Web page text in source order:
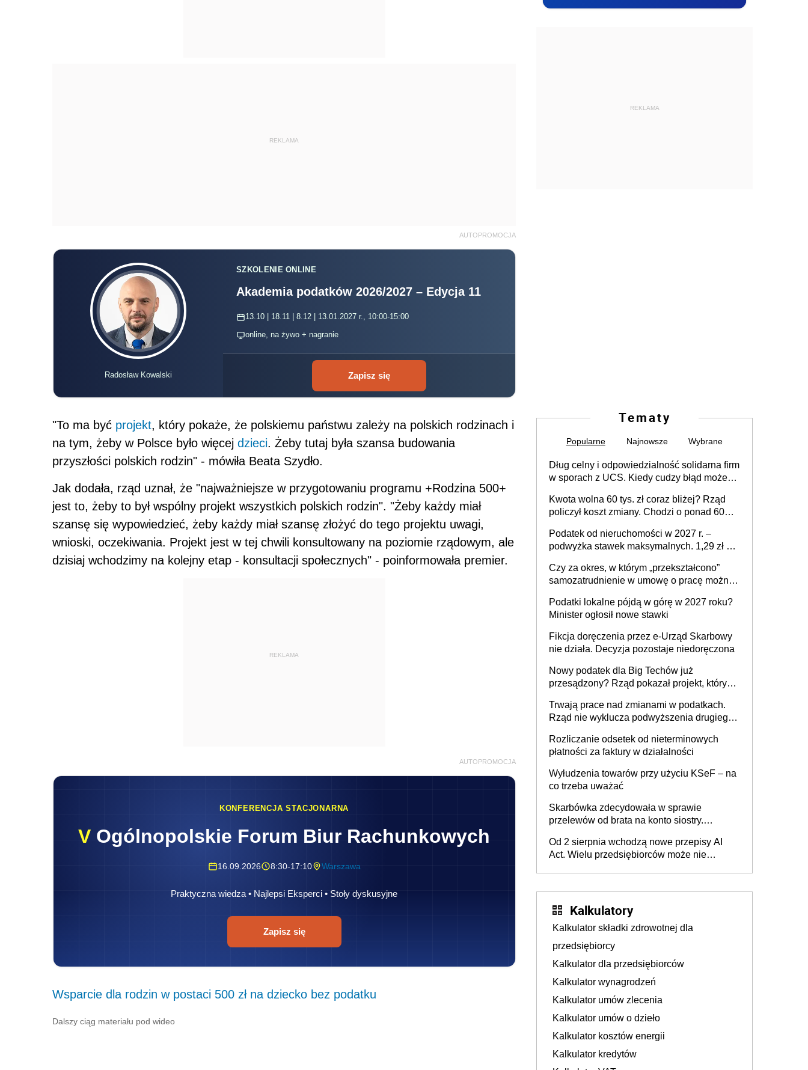
REKLAMA
AUTOPROMOCJA
Radosław Kowalski
SZKOLENIE ONLINE
Akademia podatków 2026/2027 – Edycja 11
13.10 | 18.11 | 8.12 | 13.01.2027 r., 10:00-15:00
online, na żywo + nagranie
Zapisz się
"To ma być projekt, który pokaże, że polskiemu państwu zależy na polskich rodzinach i
na tym, żeby w Polsce było więcej dzieci. Żeby tutaj była szansa budowania
przyszłości polskich rodzin" - mówiła Beata Szydło.
Jak dodała, rząd uznał, że "najważniejsze w przygotowaniu programu +Rodzina 500+
jest to, żeby to był wspólny projekt wszystkich polskich rodzin". "Żeby każdy miał
szansę się wypowiedzieć, żeby każdy miał szansę złożyć do tego projektu uwagi,
wnioski, oczekiwania. Projekt jest w tej chwili konsultowany na poziomie rządowym, ale
dzisiaj wchodzimy na kolejny etap - konsultacji społecznych" - poinformowała premier.
REKLAMA
AUTOPROMOCJA
KONFERENCJA STACJONARNA
V Ogólnopolskie Forum Biur Rachunkowych
16.09.2026 8:30-17:10 Warszawa
Praktyczna wiedza • Najlepsi Eksperci • Stoły dyskusyjne
Zapisz się
Wsparcie dla rodzin w postaci 500 zł na dziecko bez podatku
Dalszy ciąg materiału pod wideo
REKLAMA
Tematy
Popularne Najnowsze Wybrane
Dług celny i odpowiedzialność solidarna firm
w sporach z UCS. Kiedy cudzy błąd może
Kwota wolna 60 tys. zł coraz bliżej? Rząd
policzył koszt zmiany. Chodzi o ponad 60
Podatek od nieruchomości w 2027 r. –
podwyżka stawek maksymalnych. 1,29 zł za
budynków i lokali związanych z
prowadzeniem działalności gospodarczej
Czy za okres, w którym „przekształcono”
samozatrudnienie w umowę o pracę można
umowy cywilnoprawnej jedynym
racjonalnym wyjściem
Podatki lokalne pójdą w górę w 2027 roku?
Minister ogłosił nowe stawki
Fikcja doręczenia przez e-Urząd Skarbowy
nie działa. Decyzja pozostaje niedoręczona
Nowy podatek dla Big Techów już
przesądzony? Rząd pokazał projekt, który
Trwają prace nad zmianami w podatkach.
Rząd nie wyklucza podwyższenia drugiego
Rozliczanie odsetek od nieterminowych
płatności za faktury w działalności
Wyłudzenia towarów przy użyciu KSeF – na
co trzeba uważać
Skarbówka zdecydowała w sprawie
przelewów od brata na konto siostry.
darowizna, ale podatku jednak nie będzie
Od 2 sierpnia wchodzą nowe przepisy AI
Act. Wielu przedsiębiorców może nie
Kalkulatory
Kalkulator składki zdrowotnej dla
przedsiębiorcy
Kalkulator dla przedsiębiorców
Kalkulator wynagrodzeń
Kalkulator umów zlecenia
Kalkulator umów o dzieło
Kalkulator kosztów energii
Kalkulator kredytów